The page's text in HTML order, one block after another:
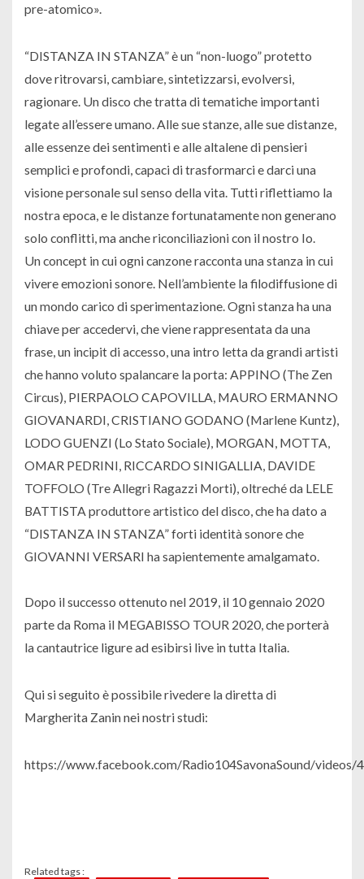
pre-atomico».
“DISTANZA IN STANZA” è un “non-luogo” protetto
dove ritrovarsi, cambiare, sintetizzarsi, evolversi,
ragionare. Un disco che tratta di tematiche importanti
legate all’essere umano. Alle sue stanze, alle sue distanze,
alle essenze dei sentimenti e alle altalene di pensieri
semplici e profondi, capaci di trasformarci e darci una
visione personale sul senso della vita. Tutti riflettiamo la
nostra epoca, e le distanze fortunatamente non generano
solo conflitti, ma anche riconciliazioni con il nostro Io.
Un concept in cui ogni canzone racconta una stanza in cui
vivere emozioni sonore. Nell’ambiente la filodiffusione di
un mondo carico di sperimentazione. Ogni stanza ha una
chiave per accedervi, che viene rappresentata da una
frase, un incipit di accesso, una intro letta da grandi artisti
che hanno voluto spalancare la porta: APPINO (The Zen
Circus), PIERPAOLO CAPOVILLA, MAURO ERMANNO
GIOVANARDI, CRISTIANO GODANO (Marlene Kuntz),
LODO GUENZI (Lo Stato Sociale), MORGAN, MOTTA,
OMAR PEDRINI, RICCARDO SINIGALLIA, DAVIDE
TOFFOLO (Tre Allegri Ragazzi Morti), oltreché da LELE
BATTISTA produttore artistico del disco, che ha dato a
“DISTANZA IN STANZA” forti identità sonore che
GIOVANNI VERSARI ha sapientemente amalgamato.
Dopo il successo ottenuto nel 2019, il 10 gennaio 2020
parte da Roma il MEGABISSO TOUR 2020, che porterà
la cantautrice ligure ad esibirsi live in tutta Italia.
Qui si seguito è possibile rivedere la diretta di
Margherita Zanin nei nostri studi:
https://www.facebook.com/Radio104SavonaSound/
Related tags :